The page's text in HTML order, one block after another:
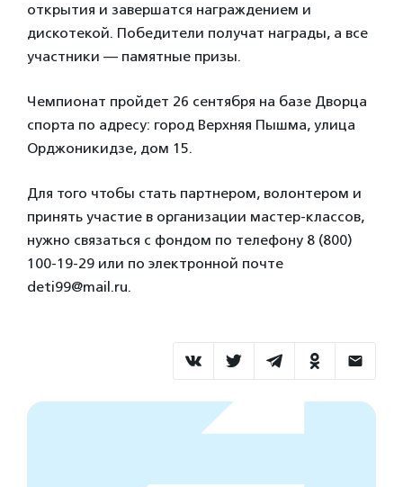
открытия и завершатся награждением и
дискотекой. Победители получат награды, а все
участники — памятные призы.
Чемпионат пройдет 26 сентября на базе Дворца
спорта по адресу: город Верхняя Пышма, улица
Орджоникидзе, дом 15.
Для того чтобы стать партнером, волонтером и
принять участие в организации мастер-классов,
нужно связаться с фондом по телефону 8 (800)
100-19-29 или по электронной почте
deti99@mail.ru.